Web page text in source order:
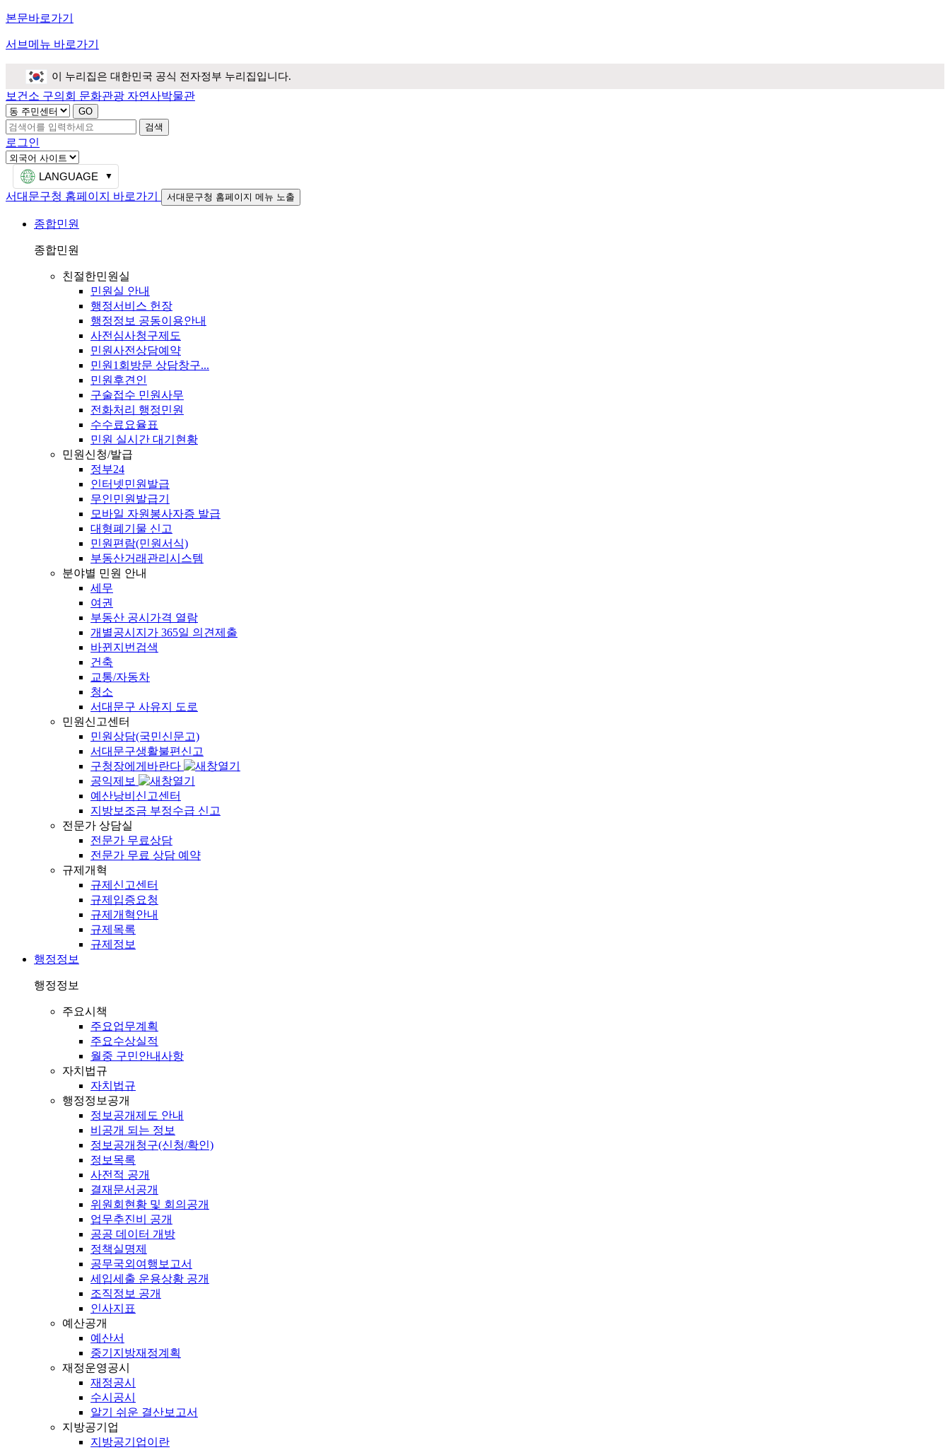
본문바로가기
서브메뉴 바로가기
이 누리집은 대한민국 공식 전자정부 누리집입니다.
보건소 구의회 문화관광 자연사박물관
검색
로그인
LANGUAGE
서대문구청 홈페이지 바로가기
서대문구청 홈페이지 메뉴 노출
종합민원
종합민원
친절한민원실
민원실 안내
행정서비스 헌장
행정정보 공동이용안내
사전심사청구제도
민원사전상담예약
민원1회방문 상담창구...
민원후견인
구술접수 민원사무
전화처리 행정민원
수수료요율표
민원 실시간 대기현황
민원신청/발급
정부24
인터넷민원발급
무인민원발급기
모바일 자원봉사자증 발급
대형폐기물 신고
민원편람(민원서식)
부동산거래관리시스템
분야별 민원 안내
세무
여권
부동산 공시가격 열람
개별공시지가 365일 의견제출
바뀐지번검색
건축
교통/자동차
청소
서대문구 사유지 도로
민원신고센터
민원상담(국민신문고)
서대문구생활불편신고
구청장에게바란다
공익제보
예산낭비신고센터
지방보조금 부정수급 신고
전문가 상담실
전문가 무료상담
전문가 무료 상담 예약
규제개혁
규제신고센터
규제입증요청
규제개혁안내
규제목록
규제정보
행정정보
행정정보
주요시책
주요업무계획
주요수상실적
월중 구민안내사항
자치법규
자치법규
행정정보공개
정보공개제도 안내
비공개 되는 정보
정보공개청구(신청/확인)
정보목록
사전적 공개
결재문서공개
위원회현황 및 회의공개
업무추진비 공개
공공 데이터 개방
정책실명제
공무국외여행보고서
세입세출 운용상황 공개
조직정보 공개
인사지표
예산공개
예산서
중기지방재정계획
재정운영공시
재정공시
수시공시
알기 쉬운 결산보고서
지방공기업
지방공기업이란